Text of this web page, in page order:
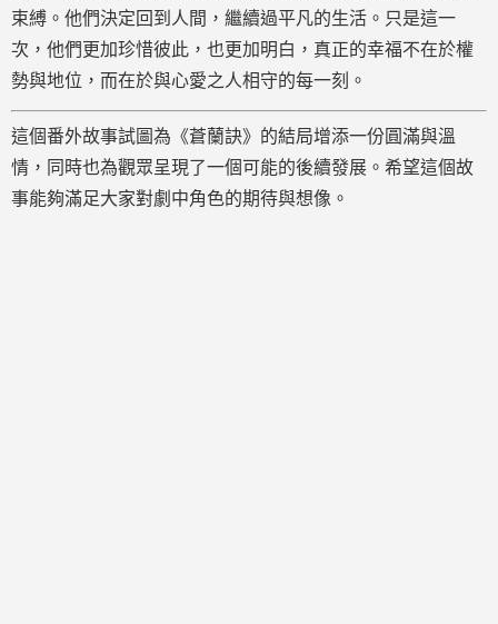
束縛。他們決定回到人間，繼續過平凡的生活。只是這一
次，他們更加珍惜彼此，也更加明白，真正的幸福不在於權
勢與地位，而在於與心愛之人相守的每一刻。
這個番外故事試圖為《蒼蘭訣》的結局增添一份圓滿與溫
情，同時也為觀眾呈現了一個可能的後續發展。希望這個故
事能夠滿足大家對劇中角色的期待與想像。